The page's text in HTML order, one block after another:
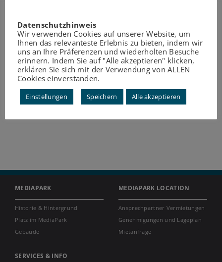
MEDIAPARK
Historie & Hintergrund
Platz im MediaPark
Gebäude
MEDIAPARK LOCATION
Ansprechpartner Vermietungen
Genehmigungen und Lageplan
Mietanfrage
SERVICES & INFO
Datenschutzhinweis
Wir verwenden Cookies auf unserer Website, um
Ihnen das relevanteste Erlebnis zu bieten, indem wir
uns an Ihre Präferenzen und wiederholten Besuche
erinnern. Indem Sie auf "Alle akzeptieren" klicken,
erklären Sie sich mit der Verwendung von ALLEN
Cookies einverstanden.
Einstellungen Speichern Alle akzeptieren